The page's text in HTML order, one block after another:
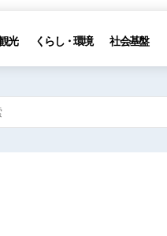
光 くらし・環境 社会基盤